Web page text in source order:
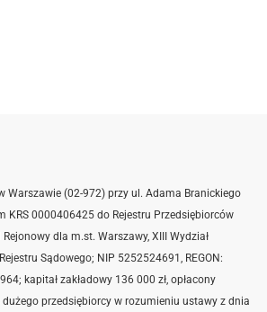
Warszawie (02-972) przy ul. Adama Branickiego
KRS 0000406425 do Rejestru Przedsiębiorców
dla m.st. Warszawy, XIII Wydział
Sądowego; NIP 5252524691, REGON:
kapitał zakładowy 136 000 zł, opłacony
przedsiębiorcy w rozumieniu ustawy z dnia